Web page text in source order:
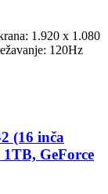
1.920 x 1.080
120Hz
(16 inča
GeForce